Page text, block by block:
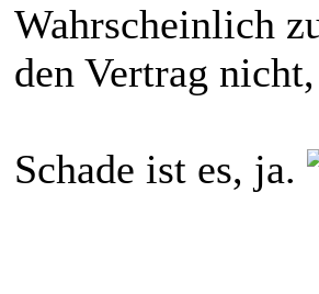
Wahrscheinlich
den Vertrag
Schade ist es, ja.